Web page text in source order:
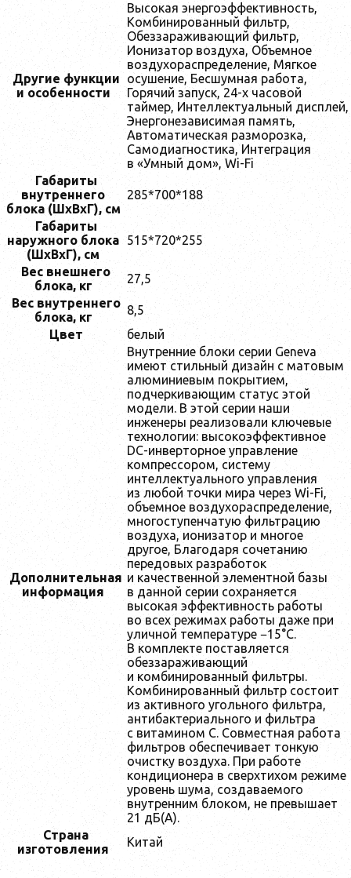
Другие функции
и особенности
Высокая энергоэффективность,
Комбинированный фильтр,
Обеззараживающий фильтр,
Ионизатор воздуха, Объемное
воздухораспределение, Мягкое
осушение, Бесшумная работа,
Горячий запуск, 24-х часовой
таймер, Интеллектуальный дисплей,
Энергонезависимая память,
Автоматическая разморозка,
Самодиагностика, Интеграция
в «Умный дом», Wi-Fi
Габариты
внутреннего
блока (ШxВxГ), см
285*700*188
Габариты
наружного блока
(ШxВxГ), см
515*720*255
Вес внешнего
блока, кг
27,5
Вес внутреннего
блока, кг
8,5
Цвет
белый
Дополнительная
информация
Внутренние блоки серии Geneva
имеют стильный дизайн с матовым
алюминиевым покрытием,
подчеркивающим статус этой
модели. В этой серии наши
инженеры реализовали ключевые
технологии: высокоэффективное
DC-инверторное управление
компрессором, систему
интеллектуального управления
из любой точки мира через Wi-Fi,
объемное воздухораспределение,
многоступенчатую фильтрацию
воздуха, ионизатор и многое
другое, Благодаря сочетанию
передовых разработок
и качественной элементной базы
в данной серии сохраняется
высокая эффективность работы
во всех режимах работы даже при
уличной температуре −15°С.
В комплекте поставляется
обеззараживающий
и комбинированный фильтры.
Комбинированный фильтр состоит
из активного угольного фильтра,
антибактериального и фильтра
с витамином С. Совместная работа
фильтров обеспечивает тонкую
очистку воздуха. При работе
кондиционера в сверхтихом режиме
уровень шума, создаваемого
внутренним блоком, не превышает
21 дБ(А).
Страна
изготовления
Китай